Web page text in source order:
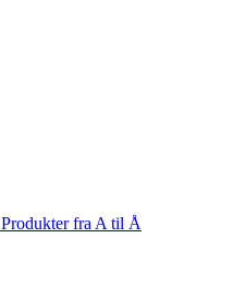
Produkter fra A til Å